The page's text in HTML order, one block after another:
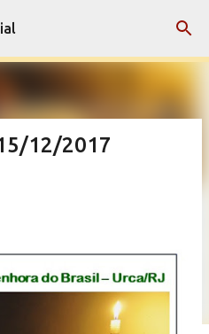
principal
12/2017